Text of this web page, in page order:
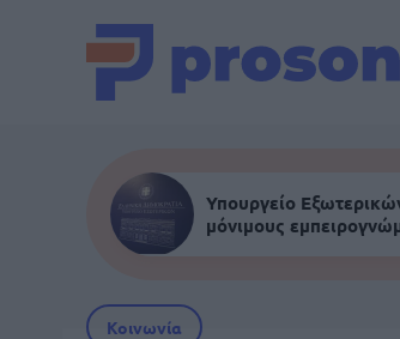
Υπουργείο
μόνιμους
Κοινωνία